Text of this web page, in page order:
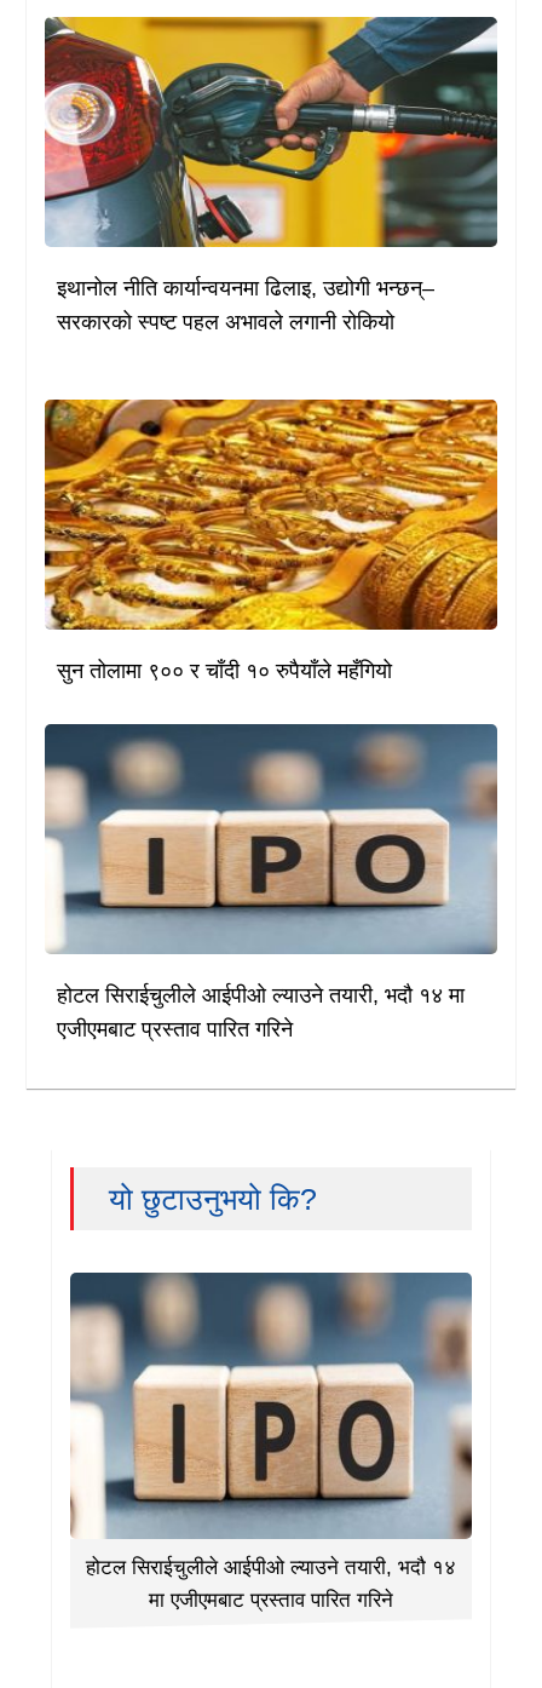
इथानोल नीति कार्यान्वयनमा ढिलाइ, उद्योगी भन्छन्–
सरकारको स्पष्ट पहल अभावले लगानी रोकियो
सुन तोलामा ९०० र चाँदी १० रुपैयाँले महँगियो
होटल सिराईचुलीले आईपीओ ल्याउने तयारी, भदौ १४ मा
एजीएमबाट प्रस्ताव पारित गरिने
यो छुटाउनुभयो कि?
होटल सिराईचुलीले आईपीओ ल्याउने तयारी, भदौ १४
मा एजीएमबाट प्रस्ताव पारित गरिने